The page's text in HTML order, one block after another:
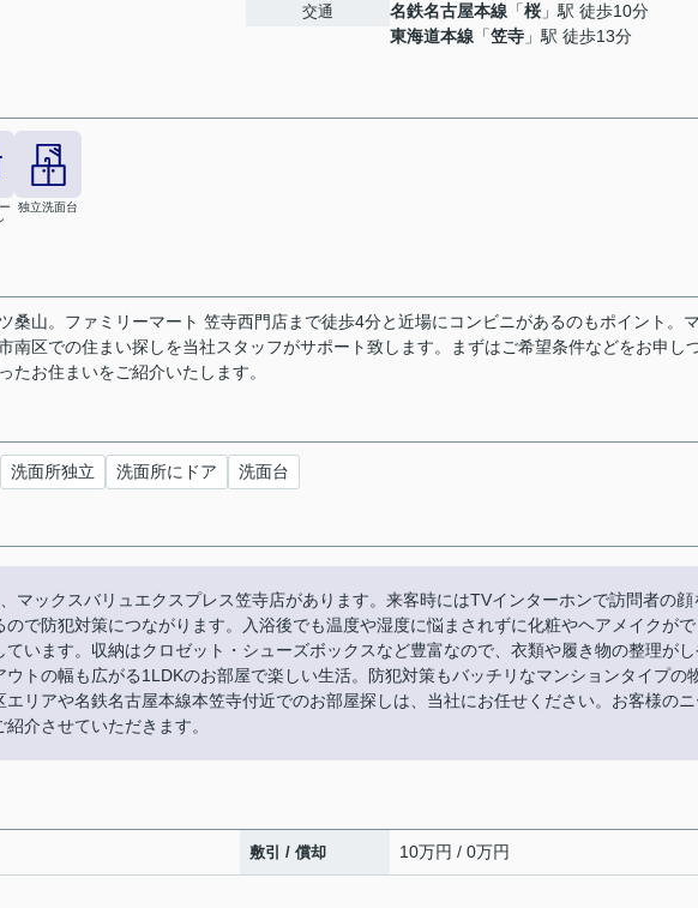
交通
名鉄名古屋本線 「桜 」駅 徒歩10分
東海道本線 「笠寺 」駅 徒歩13分
独立洗面台
桑山。ファミリーマート 笠寺西門店まで徒歩4分と近場にコンビニがあるのもポイント。
南区での住まい探しを当社スタッフがサポート致します。まずはご希望条件などをお申し
たお住まいをご紹介いたします。
洗面所独立 洗面所にドア 洗面台
マックスバリュエクスプレス笠寺店があります。来客時にはTVインターホンで訪問者の顔
ので防犯対策につながります。入浴後でも温度や湿度に悩まされずに化粧やヘアメイクが
ています。収納はクロゼット・シューズボックスなど豊富なので、衣類や履き物の整理が
ウトの幅も広がる1LDKのお部屋で楽しい生活。防犯対策もバッチリなマンションタイプの
エリアや名鉄名古屋本線本笠寺付近でのお部屋探しは、当社にお任せください。お客様の
介させていただきます。
敷引 / 償却 10万円 / 0万円